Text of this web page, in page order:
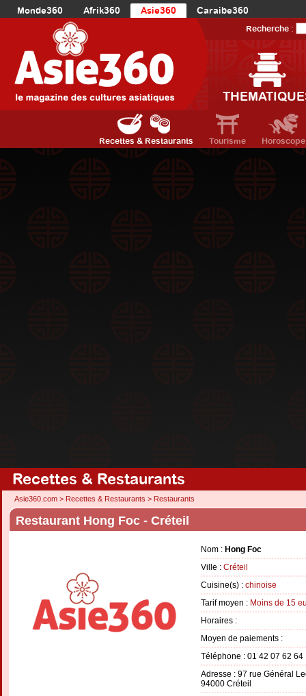
Monde360 Afrik360 Asie360
Caraibe360
Europe360
AmériqueDuNord360
Océanie360
Recherche :
Recettes & Restaurants Tourisme Horoscope
Recettes & Restaurants
Asie360.com > Recettes & Restaurants > Restaurants
Restaurant Hong Foc - Créteil
Nom : Hong Foc
Ville : Créteil
Cuisine(s) : chinoise
Tarif moyen : Moins de 15
Horaires :
Moyen de paiements :
Téléphone : 01 42 07 62 64
Adresse : 97 rue Général
94000 Créteil